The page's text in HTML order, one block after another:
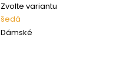
Zvolte variantu
šedá
Dámské